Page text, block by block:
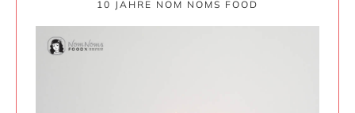
10 JAHRE NOM NOMS FOOD